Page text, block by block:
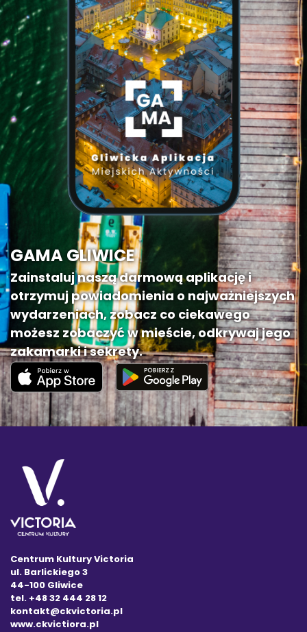
GAMA GLIWICE
Zainstaluj naszą darmową aplikację i
otrzymuj powiadomienia o najważniejszych
wydarzeniach, zobacz co ciekawego
możesz zobaczyć w mieście, odkrywaj jego
zakamarki i sekrety.
Centrum Kultury Victoria
ul. Barlickiego 3
44-100 Gliwice
tel. +48 32 444 28 12
kontakt@ckvictoria.pl
www.ckvictiora.pl